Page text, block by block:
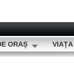
ORAȘ